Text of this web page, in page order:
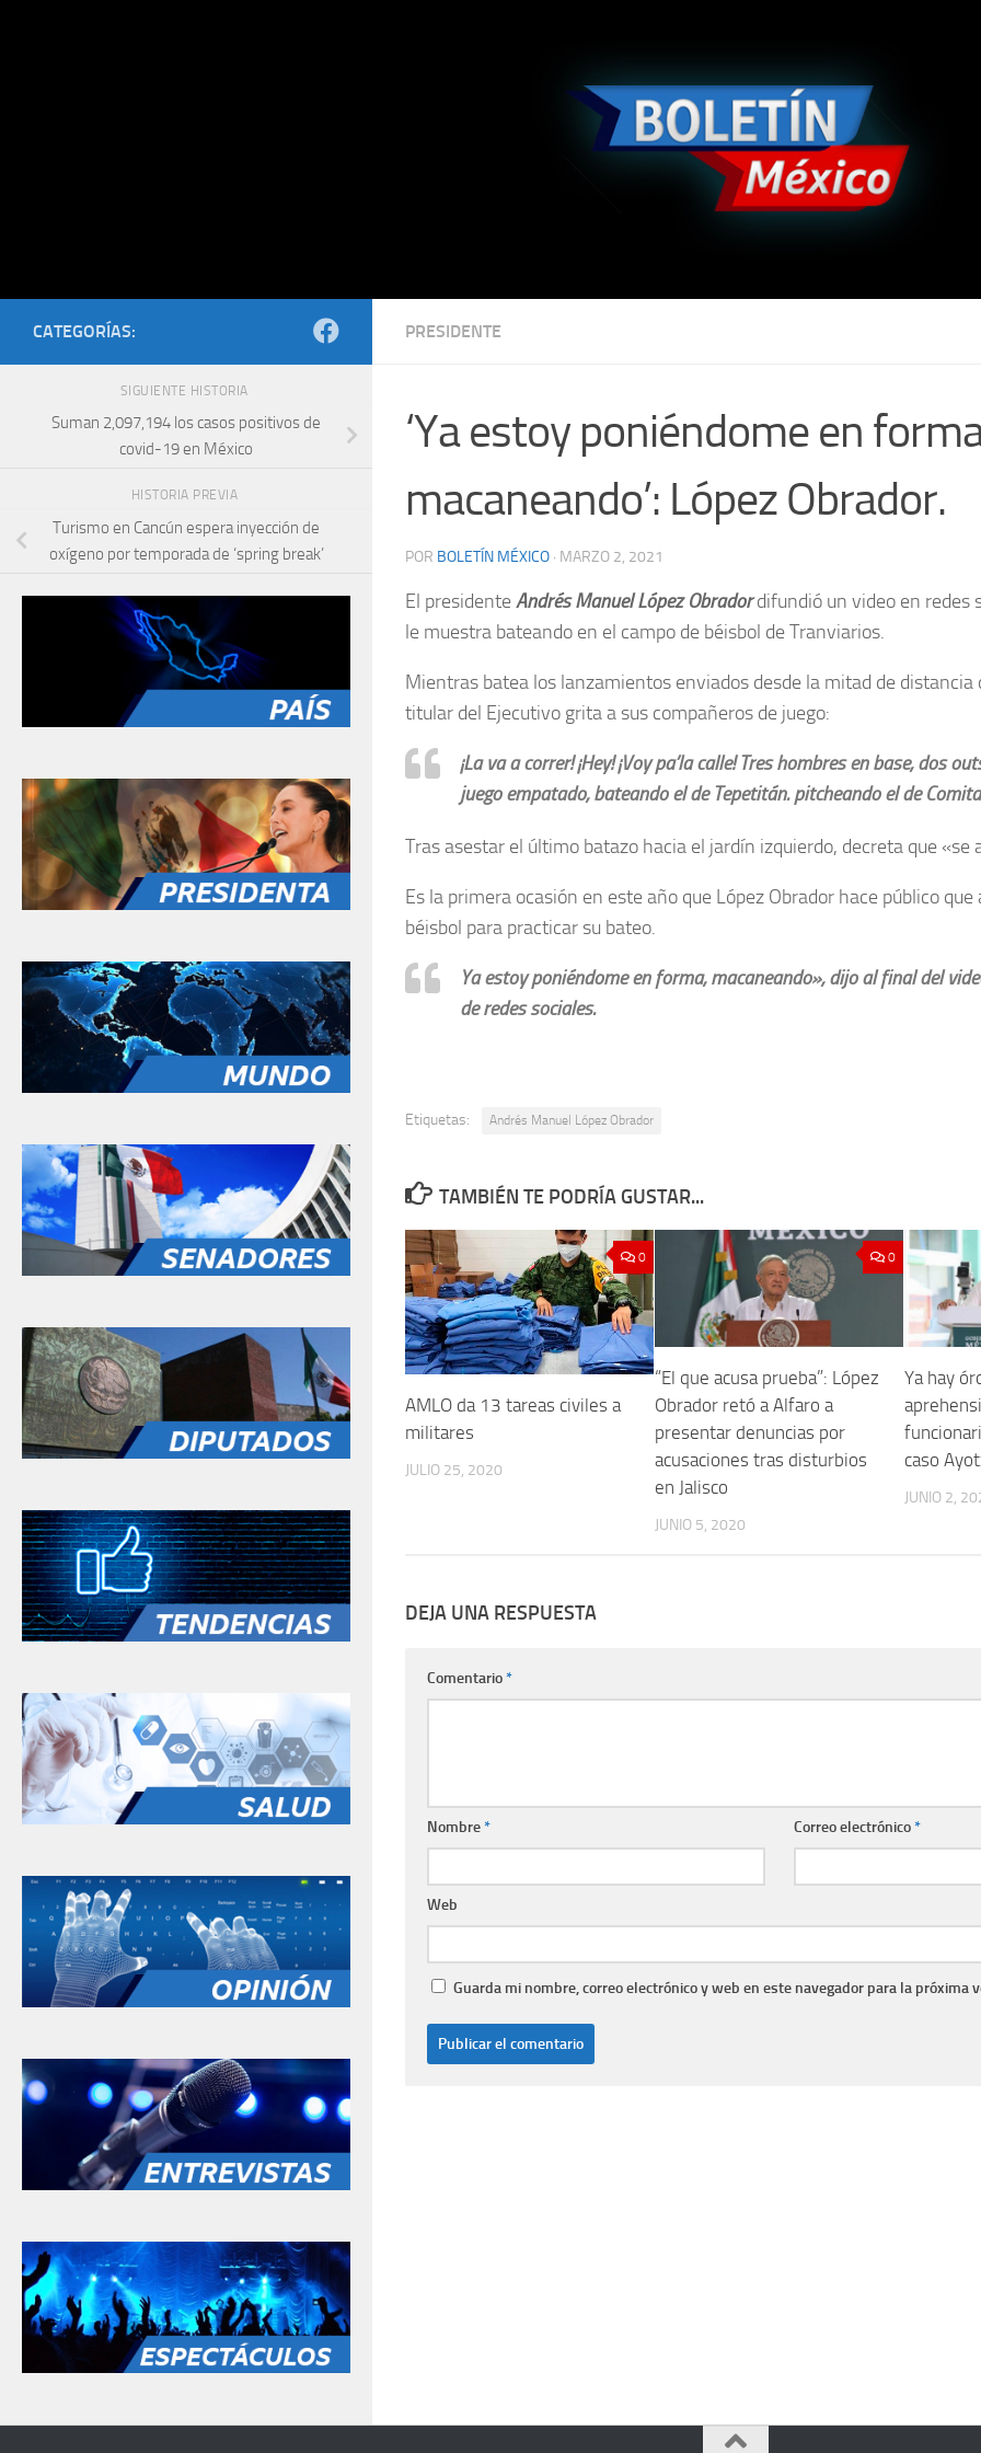
PRESIDENTE
‘Ya estoy poniéndome en
macaneando’: López Obrador.
POR BOLETÍN MÉXICO · MARZO 2, 2021
El presidenteAndrés Manuel López Obradordifundió un video en redes
le muestra bateando en el campo de béisbol de Tranviarios.
Mientras batea los lanzamientos enviados desde la mitad de distancia
titular del Ejecutivo grita a sus compañeros de juego:
¡La va a correr! ¡Hey! ¡Voy pa’la calle! Tres hombres en base, dos
juego empatado, bateando el de Tepetitán. pitcheando el de
Tras asestar el último batazo hacia el jardín izquierdo, decreta que «se
Es la primera ocasión en este año que López Obrador hace público que
béisbol para practicar su bateo.
Ya estoy poniéndome en forma, macaneando», dijo al final del
de redes sociales.
Etiquetas: Andrés Manuel López Obrador
TAMBIÉN TE PODRÍA GUSTAR...
0
AMLO da 13 tareas civiles a
militares
JULIO 25, 2020
0
“El que acusa prueba”: López
Obrador retó a Alfaro a
presentar denuncias por
acusaciones tras disturbios
en Jalisco
JUNIO 5, 2020
Ya hay
caso
JUNIO 2,
DEJA UNA RESPUESTA
Comentario*
Nombre* Correo electrónico*
Web
Guarda mi nombre, correo electrónico y web en este navegador para la próxima
CATEGORÍAS:
SIGUIENTE HISTORIA
Suman 2,097,194 los casos positivos de
covid-19 en México
HISTORIA PREVIA
Turismo en Cancún espera inyección de
oxígeno por temporada de ‘spring break’